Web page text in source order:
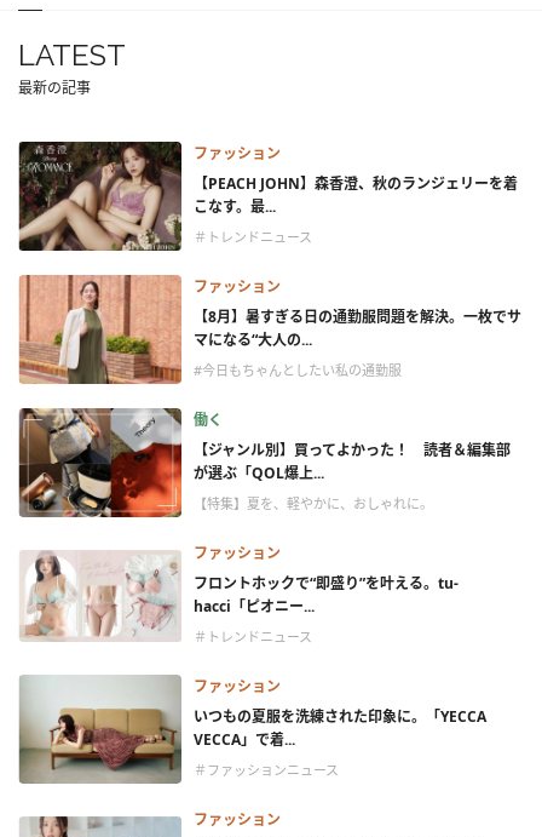
LATEST
最新の記事
ファッション
【PEACH JOHN】森香澄、秋のランジェリーを着
こなす。最...
＃トレンドニュース
ファッション
【8月】暑すぎる日の通勤服問題を解決。一枚でサ
マになる“大人の...
#今日もちゃんとしたい私の通勤服
働く
【ジャンル別】買ってよかった！ 読者＆編集部
が選ぶ「QOL爆上...
【特集】夏を、軽やかに、おしゃれに。
ファッション
フロントホックで“即盛り”を叶える。tu-
hacci「ピオニー...
＃トレンドニュース
ファッション
いつもの夏服を洗練された印象に。「YECCA
VECCA」で着...
＃ファッションニュース
ファッション